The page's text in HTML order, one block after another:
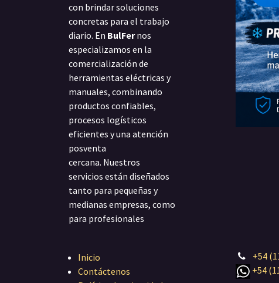
con brindar soluciones
concretas para el trabajo
diario. En BulFernos
especializamos en la
comercialización de
herramientas eléctricas y
manuales, combinando
productos confiables,
procesos logísticos
eficientes y una atención
posventa
cercana. Nuestros
servicios están diseñados
tanto para pequeñas y
medianas empresas, como
para profesionales
Inicio
Contáctenos
+54
+54